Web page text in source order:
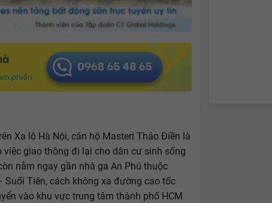
Xa lộ Hà Nội, căn hộ Masteri Thảo Điền là
giao thông đi lại cho dân cư sinh sống
nằm ngay gần nhà ga An Phú thuộc
Tiên, cách không xa đường cao tốc
vào khu vực trung tâm thành phố HCM